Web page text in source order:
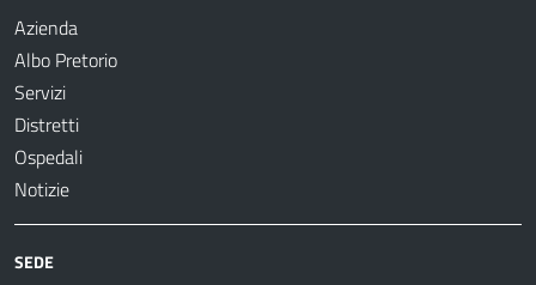
Azienda
Albo Pretorio
Servizi
Distretti
Ospedali
Notizie
SEDE